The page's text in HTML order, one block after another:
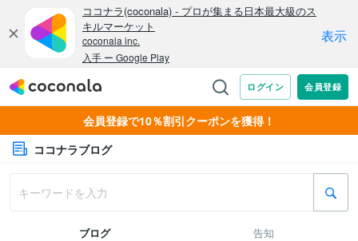
会員登録で10％割引クーポンを獲得！
ココナラブログ
ブログ 告知